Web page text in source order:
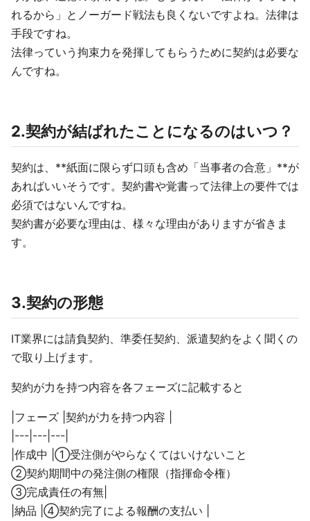
れるから」とノーガード戦法も良くないですよね。法律は
手段ですね。
法律っていう拘束力を発揮してもらうために契約は必要な
んですね。
2.契約が結ばれたことになるのはいつ？
契約は、**紙面に限らず口頭も含め「当事者の合意」**が
あればいいそうです。契約書や覚書って法律上の要件では
必須ではないんですね。
契約書が必要な理由は、様々な理由がありますが省きま
す。
3.契約の形態
IT業界には請負契約、準委任契約、派遣契約をよく聞くの
で取り上げます。
契約が力を持つ内容を各フェーズに記載すると
|フェーズ |契約が力を持つ内容 |
|---|---|---|
|作成中 |①受注側がやらなくてはいけないこと
②契約期間中の発注側の権限（指揮命令権）
③完成責任の有無|
|納品 |④契約完了による報酬の支払い |